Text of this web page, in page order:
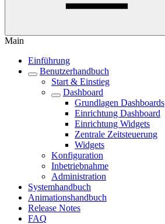
Main
Einführung
Benutzerhandbuch
Start & Einstieg
Dashboard
Grundlagen Dashboards
Einrichtung Dashboard
Einrichtung Widgets
Zentrale Zeitsteuerung
Widgets
Konfiguration
Inbetriebnahme
Administration
Systemhandbuch
Animationshandbuch
Release Notes
FAQ